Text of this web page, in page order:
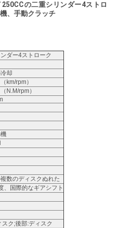
の二重シリンダー4ストロ
、手動クラッチ
ダー4ストローク
却
km/rpm）
N.M/rpm）
数のディスクぬれた
、国際的なギアシフト
スク;後部:ディスク